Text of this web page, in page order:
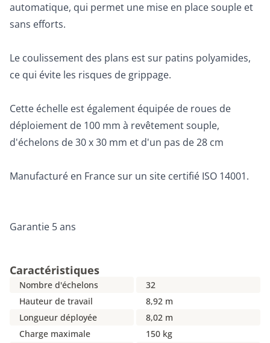
automatique, qui permet une mise en place souple et
sans efforts.
Le coulissement des plans est sur patins polyamides,
ce qui évite les risques de grippage.
Cette échelle est également équipée de roues de
déploiement de 100 mm à revêtement souple,
d'échelons de 30 x 30 mm et d'un pas de 28 cm
Manufacturé en France sur un site certifié ISO 14001.
Garantie 5 ans
Caractéristiques
Nombre d'échelons
32
Hauteur de travail
8,92 m
Longueur déployée
8,02 m
Charge maximale
150 kg